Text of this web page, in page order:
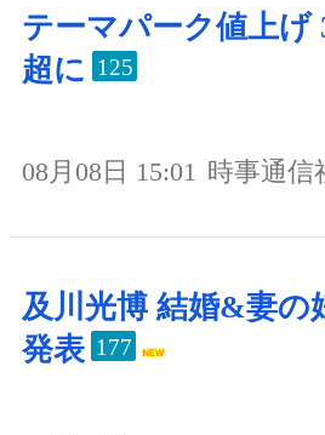
テーマパーク値上げ
超に 125
08月08日 15:01 時事通信
及川光博 結婚&妻の
発表 177